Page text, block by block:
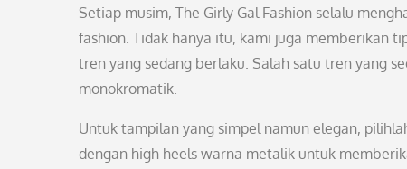
Setiap musim, The Girly Gal Fashion selalu
fashion. Tidak hanya itu, kami juga memberikan
tren yang sedang berlaku. Salah satu tren yang
monokromatik.
Untuk tampilan yang simpel namun elegan,
dengan high heels warna metalik untuk